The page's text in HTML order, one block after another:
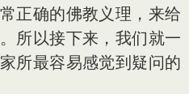
正确的佛教义理，来给
所以接下来，我们就一
所最容易感觉到疑问的